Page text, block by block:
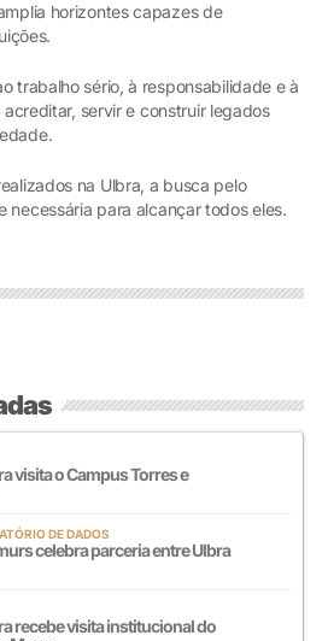
horizontes capazes de
trabalho sério, à responsabilidade e à
servir e construir legados
na Ulbra, a busca pelo
necessária para alcançar todos eles.
visita o Campus Torres e
DE DADOS
celebra parceria entre Ulbra
recebe visita institucional do